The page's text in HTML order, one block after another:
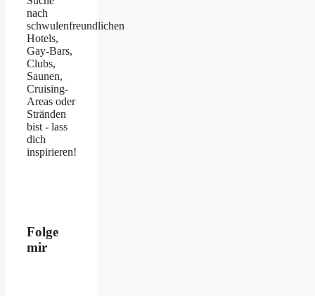
nach
schwulenfreundlichen
Hotels,
Gay-Bars,
Clubs,
Saunen,
Cruising-
Areas oder
Stränden
bist - lass
dich
inspirieren!
Folge
mir